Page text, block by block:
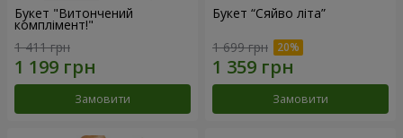
Букет "Витончений
комплімент!"
1 411 грн
Замовити
Букет “Сяйво літа”
1 699 грн
Замовити